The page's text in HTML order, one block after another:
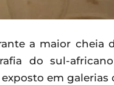
a maior cheia
do sul-
em galerias